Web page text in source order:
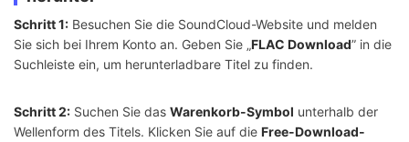
Schritt 1: Besuchen Sie die SoundCloud-Website und melden
Sie sich bei Ihrem Konto an. Geben Sie „FLAC Download” in die
Suchleiste ein, um herunterladbare Titel zu finden.
Schritt 2: Suchen Sie das Warenkorb-Symbol unterhalb der
Wellenform des Titels. Klicken Sie auf die Free-Download-